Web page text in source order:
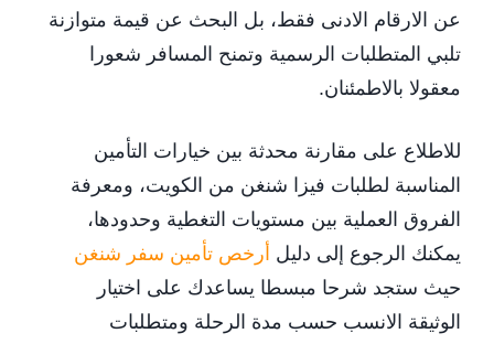
عن الارقام الادنى فقط، بل البحث عن قيمة متوازنة
تلبي المتطلبات الرسمية وتمنح المسافر شعورا
معقولا بالاطمئنان.
للاطلاع على مقارنة محدثة بين خيارات التأمين
المناسبة لطلبات فيزا شنغن من الكويت، ومعرفة
الفروق العملية بين مستويات التغطية وحدودها،
يمكنك الرجوع إلى دليل أرخص تأمين سفر شنغن
حيث ستجد شرحا مبسطا يساعدك على اختيار
الوثيقة الانسب حسب مدة الرحلة ومتطلبات